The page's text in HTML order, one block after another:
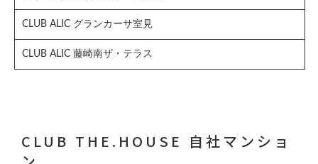
CLUB ALIC グランカーサ室見
CLUB ALIC 藤崎南ザ・テラス
CLUB THE.HOUSE 自社マンショ